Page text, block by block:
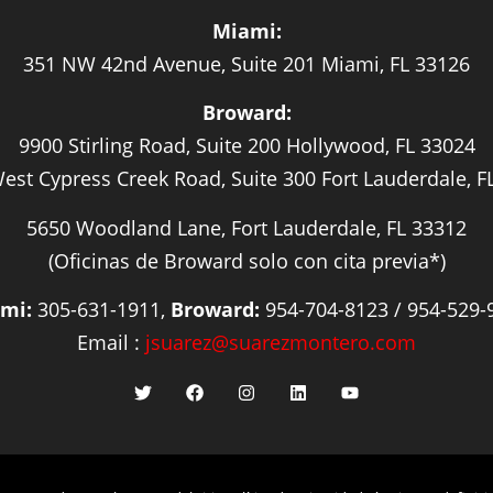
Miami:
351 NW 42nd Avenue, Suite 201 Miami, FL 33126
Broward:
9900 Stirling Road, Suite 200 Hollywood, FL 33024
Cypress Creek Road, Suite 300 Fort Lauderdale,
5650 Woodland Lane, Fort Lauderdale, FL 33312
(Oficinas de Broward solo con cita previa*)
305-631-1911, Broward: 954-704-8123 / 954-529-
Email : jsuarez@suarezmontero.com